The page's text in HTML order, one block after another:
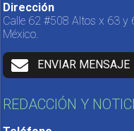
Dirección
Calle 62 #508 Altos x 63 y
México.
ENVIAR MENSAJE
REDACCIÓN Y